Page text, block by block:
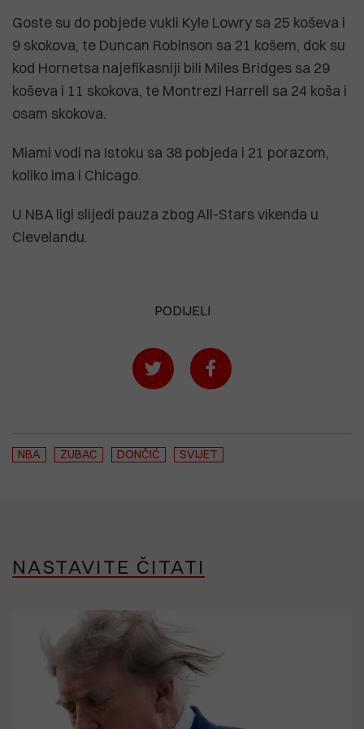
Goste su do pobjede vukli Kyle Lowry sa 25 koševa i
9 skokova, te Duncan Robinson sa 21 košem, dok su
kod Hornetsa najefikasniji bili Miles Bridges sa 29
koševa i 11 skokova, te Montrezl Harrell sa 24 koša i
osam skokova.
Miami vodi na Istoku sa 38 pobjeda i 21 porazom,
koliko ima i Chicago.
U NBA ligi slijedi pauza zbog All-Stars vikenda u
Clevelandu.
PODIJELI
NBA ZUBAC DONČIĆ SVIJET
NASTAVITE ČITATI